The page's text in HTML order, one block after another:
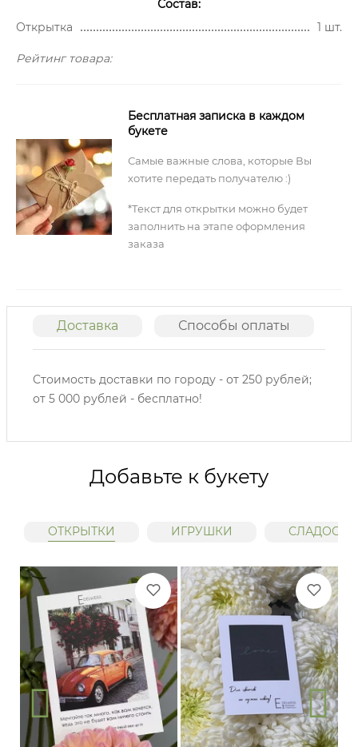
Состав:
Открытка
1 шт.
Рейтинг товара:
Бесплатная записка в каждом
букете
Самые важные слова, которые Вы
хотите передать получателю :)
*Текст для открытки можно будет
заполнить на этапе оформления
заказа
Доставка Способы оплаты
Стоимость доставки по городу - от 250 рублей;
от 5 000 рублей - бесплатно!
Добавьте к букету
ОТКРЫТКИ ИГРУШКИ СЛАДОСТИ